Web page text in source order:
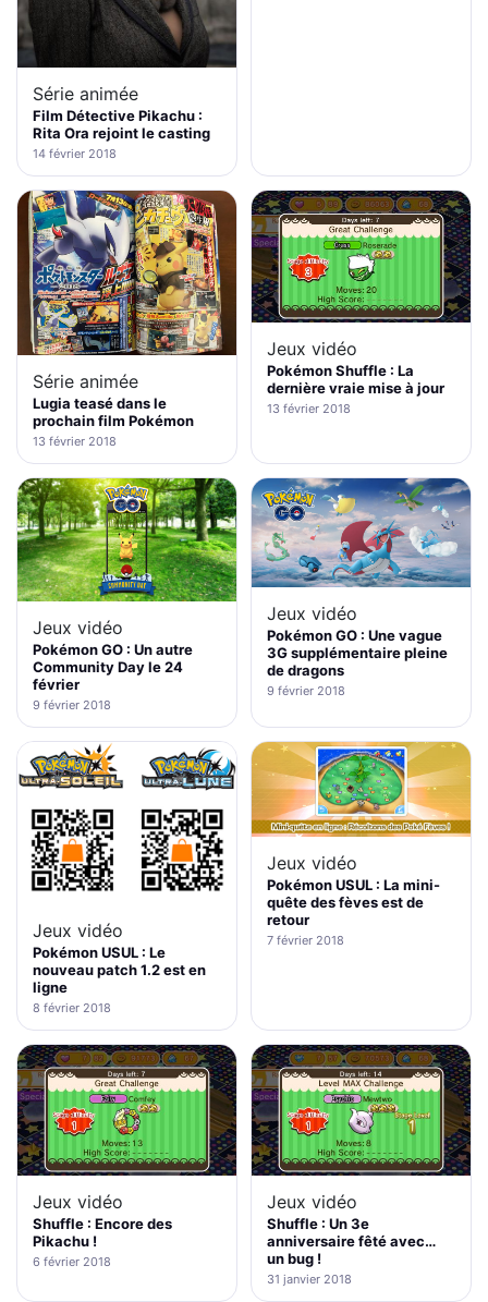
Série animée
Film Détective Pikachu :
Rita Ora rejoint le casting
14 février 2018
Série animée
Lugia teasé dans le
prochain film Pokémon
13 février 2018
Jeux vidéo
Pokémon Shuffle : La
dernière vraie mise à jour
13 février 2018
Jeux vidéo
Pokémon GO : Un autre
Community Day le 24
février
9 février 2018
Jeux vidéo
Pokémon GO : Une vague
3G supplémentaire pleine
de dragons
9 février 2018
Jeux vidéo
Pokémon USUL : Le
nouveau patch 1.2 est en
ligne
8 février 2018
Jeux vidéo
Pokémon USUL : La mini-
quête des fèves est de
retour
7 février 2018
Jeux vidéo
Shuffle : Encore des
Pikachu !
6 février 2018
Jeux vidéo
Shuffle : Un 3e
anniversaire fêté avec…
un bug !
31 janvier 2018